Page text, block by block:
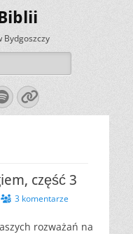
Bydgoszczy
Link
część 3
3 komentarze
rozważań na